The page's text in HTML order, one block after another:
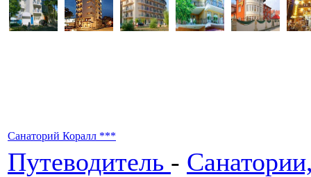
Санаторий Коралл ***
Путеводитель -